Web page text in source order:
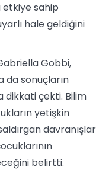
etkiye sahip
hale geldiğini
Gobbi,
da sonuçların
dikkati çekti. Bilim
yetişkin
davranışlar
belirtti.